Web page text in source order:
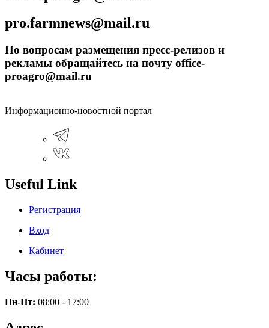
pro.farmnews@mail.ru
По вопросам размещения пресс-релизов и
рекламы обращайтесь на почту office-
proagro@mail.ru
Информационно-новостной портал
Useful Link
Регистрация
Вход
Кабинет
Часы работы:
Пн-Пт: 08:00 - 17:00